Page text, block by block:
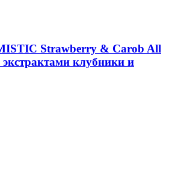
Strawberry & Carob All
экстрактами клубники и